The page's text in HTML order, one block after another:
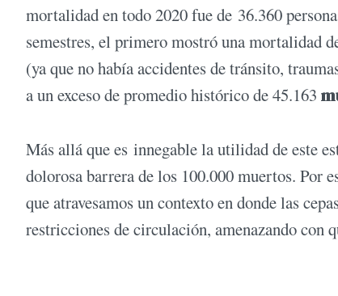
mortalidad en todo 2020 fue de 36.360
semestres, el primero mostró una mortalidad
(ya que no había accidentes de tránsito,
a un exceso de promedio histórico de 45.163
Más allá que es innegable la utilidad de este
dolorosa barrera de los 100.000 muertos. Por
que atravesamos un contexto en donde las
restricciones de circulación, amenazando con